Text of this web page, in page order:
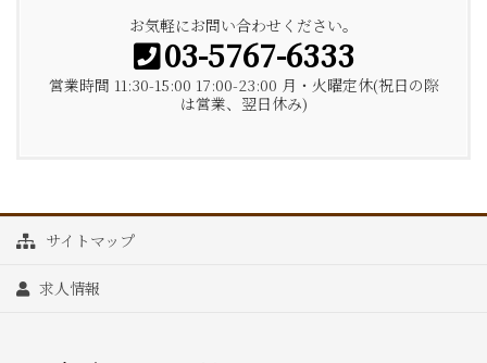
お気軽にお問い合わせください。
03-5767-6333
営業時間 11:30-15:00 17:00-23:00 月・火曜定休(祝日の際
は営業、翌日休み)
サイトマップ
求人情報